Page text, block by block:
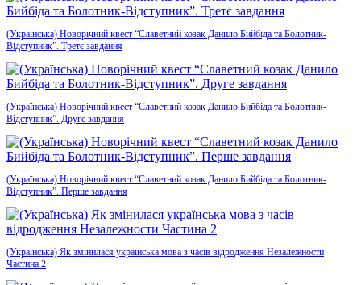
(Українська) Новорічний квест “Славетний козак Данило Бийбіда та Болотник-
Відступник”. Третє завдання
(Українська) Новорічний квест “Славетний козак Данило Бийбіда та Болотник-
Відступник”. Друге завдання
(Українська) Новорічний квест “Славетний козак Данило Бийбіда та Болотник-
Відступник”. Перше завдання
(Українська) Як змінилася українська мова з часів відродження Незалежности
Частина 2